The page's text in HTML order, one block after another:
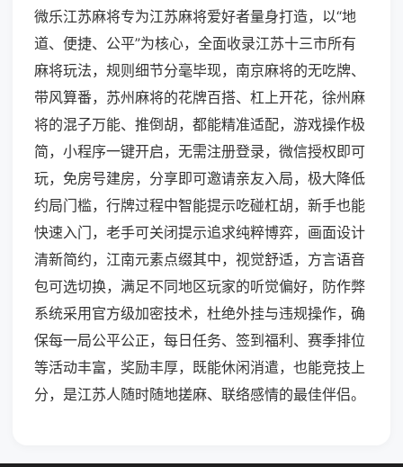
微乐江苏麻将专为江苏麻将爱好者量身打造，以“地
道、便捷、公平”为核心，全面收录江苏十三市所有
麻将玩法，规则细节分毫毕现，南京麻将的无吃牌、
带风算番，苏州麻将的花牌百搭、杠上开花，徐州麻
将的混子万能、推倒胡，都能精准适配，游戏操作极
简，小程序一键开启，无需注册登录，微信授权即可
玩，免房号建房，分享即可邀请亲友入局，极大降低
约局门槛，行牌过程中智能提示吃碰杠胡，新手也能
快速入门，老手可关闭提示追求纯粹博弈，画面设计
清新简约，江南元素点缀其中，视觉舒适，方言语音
包可选切换，满足不同地区玩家的听觉偏好，防作弊
系统采用官方级加密技术，杜绝外挂与违规操作，确
保每一局公平公正，每日任务、签到福利、赛季排位
等活动丰富，奖励丰厚，既能休闲消遣，也能竞技上
分，是江苏人随时随地搓麻、联络感情的最佳伴侣。